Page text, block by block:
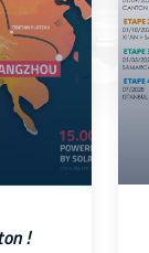
!